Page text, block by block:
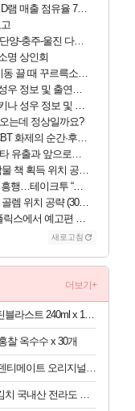
삐져서 매주 수로 10만점 치고있으면
특전 공개
에서 쿠데타 일어났네
스에서 예고편 공개 예정
그레이드 아이템 획득 위치 공
점유율 7%…글로벌 4위로 부상
주-울진 다녀왔어요~
명 상인회
때 꾸르륵소리나는데
정보 및 출연작 모음
우 정보 및 주요 필모
는데 정상일까요?
제의 순간·후기 모음
과 앞으로의 예상 (루머)
치 공략 (36개) - 미식가 도전과제
크투 “내부 예상 크게 넘어”
공략 (30개) - 방랑 결투가
에서 예고편 공개 예정
새로고침
더보기+
파워에이드 마운틴블라스트 240ml x 120개
찰 옥수수 x 30개
33%할인!클리오 덴티메이트 오리지널 초극세모, 10개입, 3개
선화식품 더아삭김치 국내산 전라도 배추 포기김치 10kg